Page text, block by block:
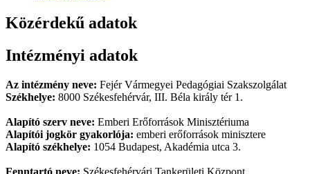
Közérdekű adatok
Intézményi adatok
Az intézmény neve: Fejér Vármegyei Pedagógiai Szakszolgálat
Székhelye: 8000 Székesfehérvár, III. Béla király tér 1.
Alapító szerv neve: Emberi Erőforrások Minisztériuma
Alapítói jogkör gyakorlója: emberi erőforrások minisztere
Alapító székhelye: 1054 Budapest, Akadémia utca 3.
Fenntartó neve: Székesfehérvári Tankerületi Központ